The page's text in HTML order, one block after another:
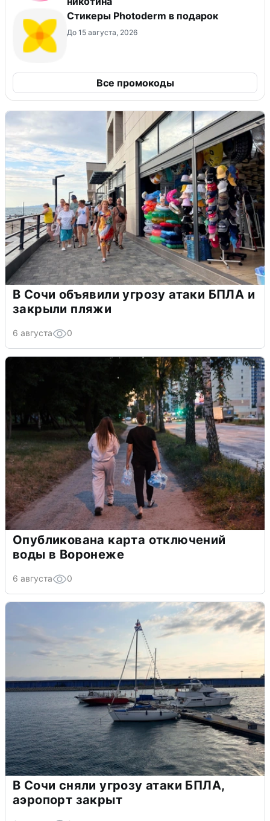
Стикеры Photoderm в подарок
До 15 августа, 2026
Все промокоды
В Сочи объявили угрозу атаки БПЛА и
закрыли пляжи
6 августа 0
Опубликована карта отключений
воды в Воронеже
6 августа 0
В Сочи сняли угрозу атаки БПЛА,
аэропорт закрыт